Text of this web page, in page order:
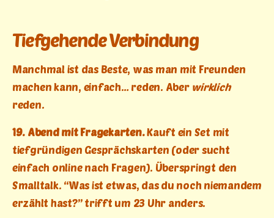
Tiefgehende Verbindung
Manchmal ist das Beste, was man mit Freunden
machen kann, einfach… reden. Aber wirklich
reden.
19. Abend mit Fragekarten.Kauft ein Set mit
tiefgründigen Gesprächskarten (oder sucht
einfach online nach Fragen). Überspringt den
Smalltalk. “Was ist etwas, das du noch niemandem
erzählt hast?” trifft um 23 Uhr anders.